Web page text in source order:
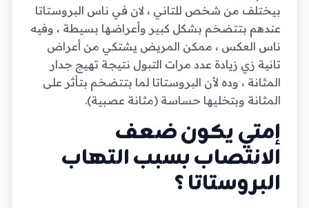
بيختلف من شخص للتاني ، لان في ناس البروستاتا
عندهم بتتضخم بشكل كبير وأعراضها بسيطة ، وفيه
ناس العكس ، ممكن المريض يشتكي من أعراض
تانية زي زيادة عدد مرات التبول نتيجة تهيج جدار
المثانة ، وده لأن البروستاتا لما بتتضخم بتأثر على
المثانة وبتخليها حساسة (مثانة عصبية).
إمتي يكون ضعف
الانتصاب بسبب التهاب
البروستاتا ؟